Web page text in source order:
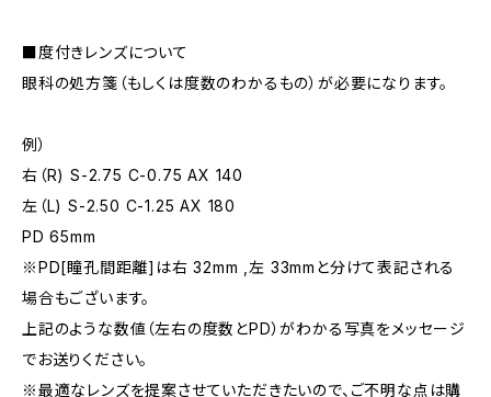
■度付きレンズについて
眼科の処方箋（もしくは度数のわかるもの）が必要になります。
例）
右（R) S-2.75 C-0.75 AX 140
左（L) S-2.50 C-1.25 AX 180
PD 65mm
※PD[瞳孔間距離]は右 32mm ,左 33mmと分けて表記される
場合もございます。
上記のような数値（左右の度数とPD）がわかる写真をメッセージ
でお送りください。
※最適なレンズを提案させていただきたいので、ご不明な点は購